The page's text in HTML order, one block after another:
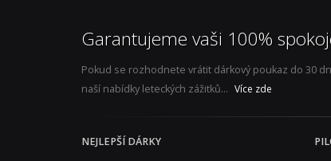
Garantujeme vaši 100%
Pokud se rozhodnete vrátit dárkový poukaz do 30
naší nabídky leteckých zážitků... Více zde
NEJLEPŠÍ DÁRKY